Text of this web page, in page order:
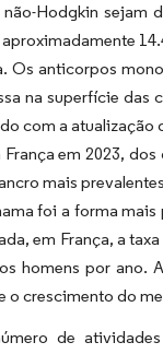
Hodgkin sejam
Os anticorpos
na superfície das
com a atualização
em 2023,
mais
foi a forma
em França, a
homens por
o crescimento do
de